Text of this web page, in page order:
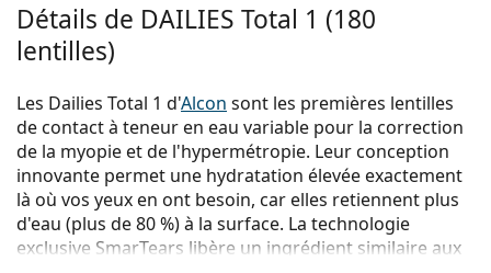
Détails de DAILIES Total 1 (180
lentilles)
Les Dailies Total 1 d'Alcon sont les premières lentilles
de contact à teneur en eau variable pour la correction
de la myopie et de l'hypermétropie. Leur conception
innovante permet une hydratation élevée exactement
là où vos yeux en ont besoin, car elles retiennent plus
d'eau (plus de 80 %) à la surface. La technologie
exclusive SmarTears libère un ingrédient similaire aux